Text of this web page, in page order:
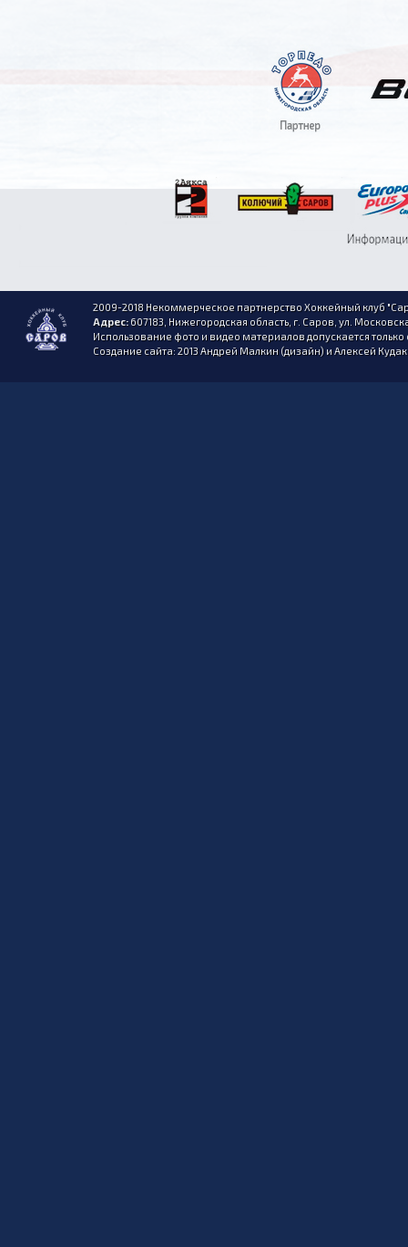
2009-2018 Некоммерческое партнерство Хоккейный клуб
Адрес:607183, Нижегородская область, г. Саров, ул.
Использование фото и видео материалов допускается
Создание сайта: 2013 Андрей Малкин (дизайн) и Алексей